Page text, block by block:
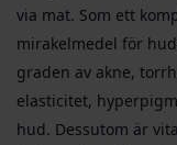
via mat. Som ett
mirakelmedel för
graden av akne,
elasticitet,
hud. Dessutom är